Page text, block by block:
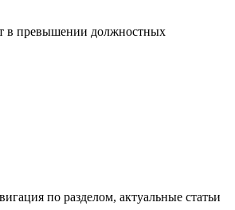
в превышении должностных
по разделом, актуальные статьи